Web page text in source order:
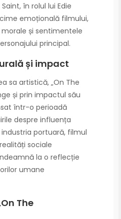
în rolul lui Edie
emoțională filmului,
și sentimentele
principal.
și impact
sa artistică, „On The
și prin impactul său
într-o perioadă
despre influența
portuară, filmul
sociale
la o reflecție
umane
The